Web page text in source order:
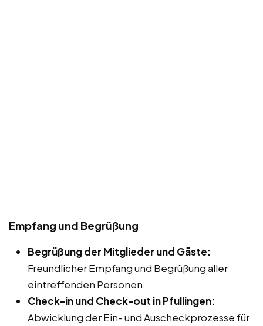
Empfang und Begrüßung
Begrüßung der Mitglieder und Gäste:
Freundlicher Empfang und Begrüßung aller
eintreffenden Personen.
Check-in und Check-out in Pfullingen:
Abwicklung der Ein- und Auscheckprozesse für